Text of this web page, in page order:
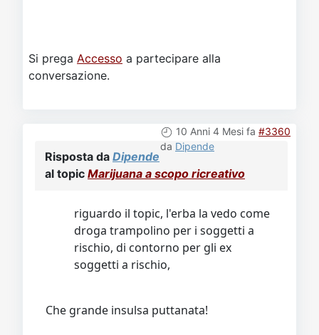
Si prega Accesso a partecipare alla
conversazione.
10 Anni 4 Mesi fa #3360
da Dipende
Risposta da Dipende
al topic Marijuana a scopo ricreativo
riguardo il topic, l'erba la vedo come
droga trampolino per i soggetti a
rischio, di contorno per gli ex
soggetti a rischio,
Che grande insulsa puttanata!